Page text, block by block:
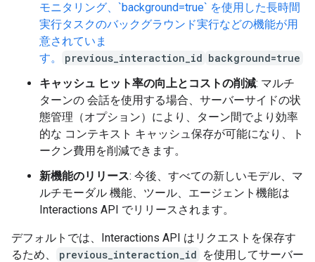
モニタリング、`background=true` を使用した長時間
実行タスクのバックグラウンド実行などの機能が用
意されていま
す。
previous_interaction_id background=true
キャッシュ ヒット率の向上とコストの削減: マルチ
ターンの 会話を使用する場合、サーバーサイドの状
態管理（オプション）により、ターン間でより効率
的な コンテキスト キャッシュ保存が可能になり、ト
ークン費用を削減できます。
新機能のリリース: 今後、すべての新しいモデル、マ
ルチモーダル 機能、ツール、エージェント機能は
Interactions API でリリースされます。
デフォルトでは、Interactions API はリクエストを保存す
るため、
previous_interaction_id を使用してサーバー